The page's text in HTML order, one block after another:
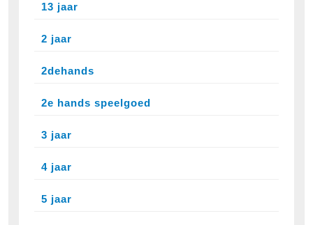
13 jaar
2 jaar
2dehands
2e hands speelgoed
3 jaar
4 jaar
5 jaar